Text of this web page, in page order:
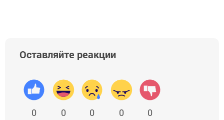
Оставляйте реакции
0 0 0 0 0